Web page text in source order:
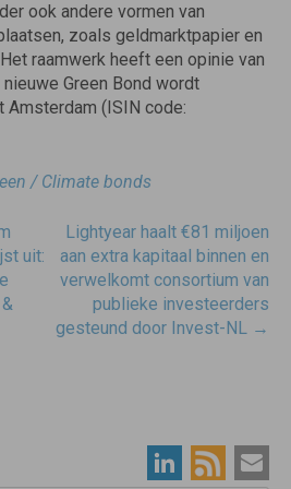
ook andere vormen van
zoals geldmarktpapier en
raamwerk heeft een opinie van
Green Bond wordt
Amsterdam (ISIN code:
/ Climate bonds
uit:
Lightyear haalt €81 miljoen
aan extra kapitaal binnen en
verwelkomt consortium van
publieke investeerders
gesteund door Invest-NL →